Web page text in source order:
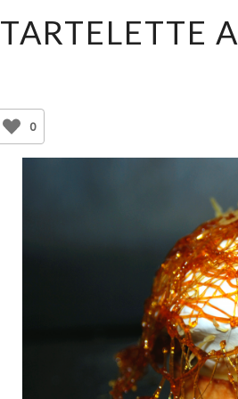
TARTELETTE
0